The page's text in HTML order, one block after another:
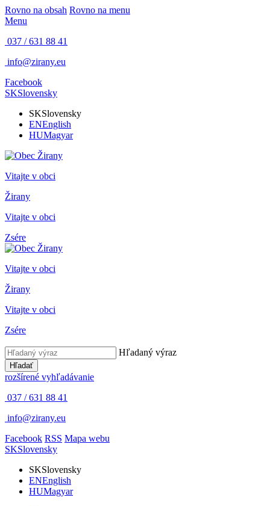
Rovno na obsah Rovno na menu
Menu
037 / 631 88 41
info@zirany.eu
Facebook
SKSlovensky
SKSlovensky
ENEnglish
HUMagyar
Vitajte v obci
Žirany
Vitajte v obci
Zsére
Vitajte v obci
Žirany
Vitajte v obci
Zsére
Hľadaný výraz
Hľadať
rozšírené vyhľadávanie
037 / 631 88 41
info@zirany.eu
Facebook RSS Mapa webu
SKSlovensky
SKSlovensky
ENEnglish
HUMagyar